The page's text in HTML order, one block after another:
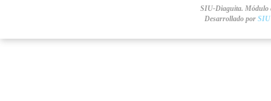
SIU-Diaguita. Módulo
Desarrollado por SIU